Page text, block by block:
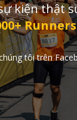
kiện thật
Runners
tôi trên